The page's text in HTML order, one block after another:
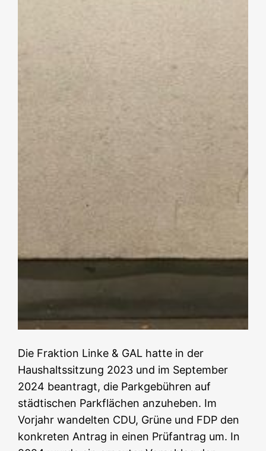
Die Fraktion Linke & GAL hatte in der
Haushaltssitzung 2023 und im September
2024 beantragt, die Parkgebühren auf
städtischen Parkflächen anzuheben. Im
Vorjahr wandelten CDU, Grüne und FDP den
konkreten Antrag in einen Prüfantrag um. In